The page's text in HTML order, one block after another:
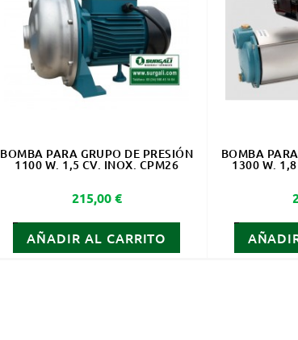
BOMBA PARA GRUPO DE PRESIÓN
1100 W. 1,5 CV. INOX. CPM26
Precio
215,00 €
AÑADIR AL CARRITO
BOMBA
1300 W.